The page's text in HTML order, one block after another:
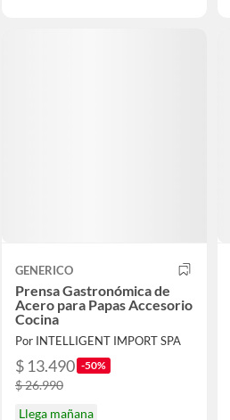
GENERICO
Prensa Gastronómica de
Acero para Papas Accesorio
Cocina
Por INTELLIGENT IMPORT SPA
$ 13.490 -50%
$ 26.990
Llega mañana